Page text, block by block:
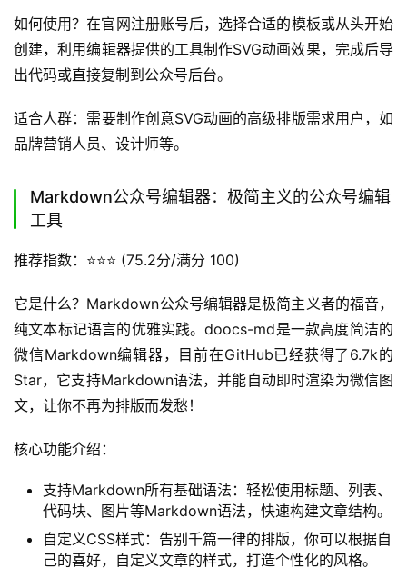
如何使用？在官网注册账号后，选择合适的模板或从头开始
创建，利用编辑器提供的工具制作SVG动画效果，完成后导
出代码或直接复制到公众号后台。
适合人群：需要制作创意SVG动画的高级排版需求用户，如
品牌营销人员、设计师等。
Markdown公众号编辑器：极简主义的公众号编辑
工具
推荐指数：⭐️⭐️⭐️ (75.2分/满分 100)
它是什么？Markdown公众号编辑器是极简主义者的福音，
纯文本标记语言的优雅实践。doocs-md是一款高度简洁的
微信Markdown编辑器，目前在GitHub已经获得了6.7k的
Star，它支持Markdown语法，并能自动即时渲染为微信图
文，让你不再为排版而发愁！
核心功能介绍：
支持Markdown所有基础语法：轻松使用标题、列表、
代码块、图片等Markdown语法，快速构建文章结构。
自定义CSS样式：告别千篇一律的排版，你可以根据自
己的喜好，自定义文章的样式，打造个性化的风格。